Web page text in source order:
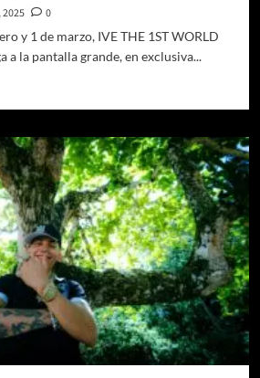
0
y 1 de marzo, IVE THE 1ST WORLD
a la pantalla grande, en exclusiva...